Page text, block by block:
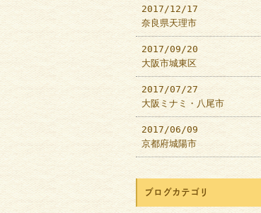
2017/12/17
奈良県天理市
2017/09/20
大阪市城東区
2017/07/27
大阪ミナミ・八尾市
2017/06/09
京都府城陽市
ブログカテゴリ